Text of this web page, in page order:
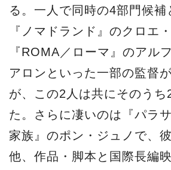
る。一人で同時の4部門候補
『ノマドランド』のクロエ
『ROMA／ローマ』のアル
アロンといった一部の監督
が、この2人は共にそのうち
た。さらに凄いのは『パラ
家族』のポン・ジュノで、
他、作品・脚本と国際長編